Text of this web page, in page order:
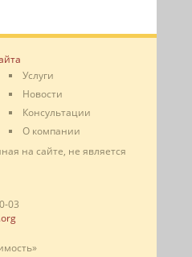
Услуги
Новости
Консультации
О компании
на сайте, не является
03